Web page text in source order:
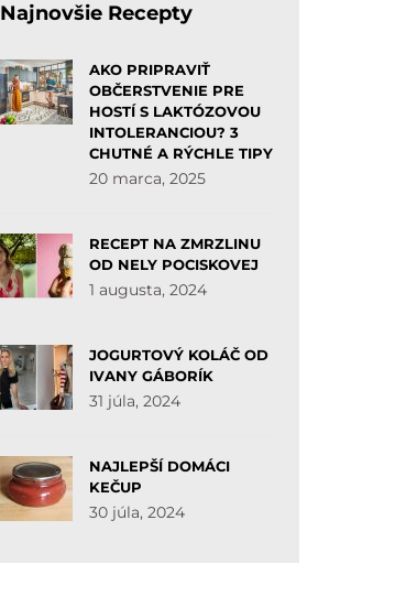
Najnovšie Recepty
AKO PRIPRAVIŤ
OBČERSTVENIE PRE
HOSTÍ S LAKTÓZOVOU
INTOLERANCIOU? 3
CHUTNÉ A RÝCHLE TIPY
20 marca, 2025
RECEPT NA ZMRZLINU
OD NELY POCISKOVEJ
1 augusta, 2024
JOGURTOVÝ KOLÁČ OD
IVANY GÁBORÍK
31 júla, 2024
NAJLEPŠÍ DOMÁCI
KEČUP
30 júla, 2024